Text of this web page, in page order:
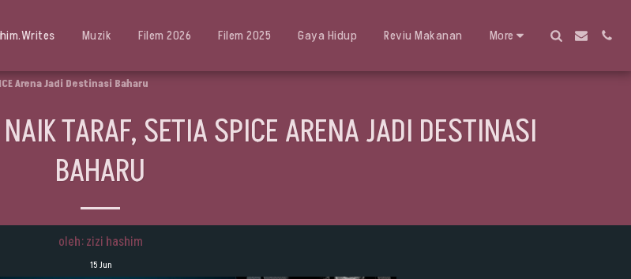
Muzik Filem 2026 Filem 2025 Gaya Hidup Reviu Makanan More
Arena Jadi Destinasi Baharu
TARAF, SETIA SPICE ARENA JADI DESTINASI
BAHARU
oleh: zizi hashim
15Jun